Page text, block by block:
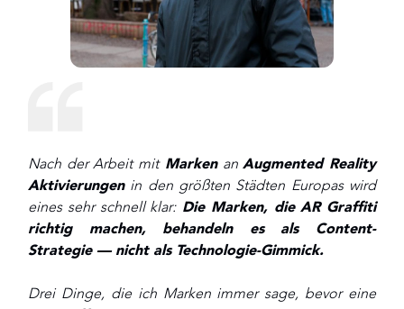
Nach der Arbeit mitMarkenanAugmented Reality
Aktivierungenin den größten Städten Europas wird
eines sehr schnell klar:Die Marken, die AR Graffiti
richtig machen, behandeln es als Content-
Strategie — nicht als Technologie-Gimmick.
Drei Dinge, die ich Marken immer sage, bevor eine